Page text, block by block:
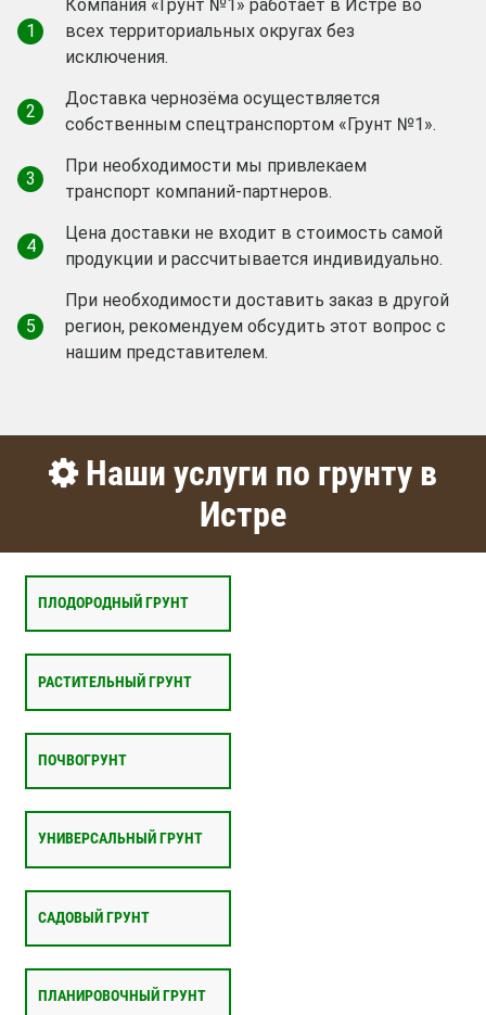
1
Компания «Грунт №1» работает в Истре во
всех территориальных округах без
исключения.
2
Доставка чернозёма осуществляется
собственным спецтранспортом «Грунт №1».
3
При необходимости мы привлекаем
транспорт компаний-партнеров.
4
Цена доставки не входит в стоимость самой
продукции и рассчитывается индивидуально.
5
При необходимости доставить заказ в другой
регион, рекомендуем обсудить этот вопрос с
нашим представителем.
Наши услуги по грунту в
Истре
ПЛОДОРОДНЫЙ ГРУНТ
РАСТИТЕЛЬНЫЙ ГРУНТ
ПОЧВОГРУНТ
УНИВЕРСАЛЬНЫЙ ГРУНТ
САДОВЫЙ ГРУНТ
ПЛАНИРОВОЧНЫЙ ГРУНТ